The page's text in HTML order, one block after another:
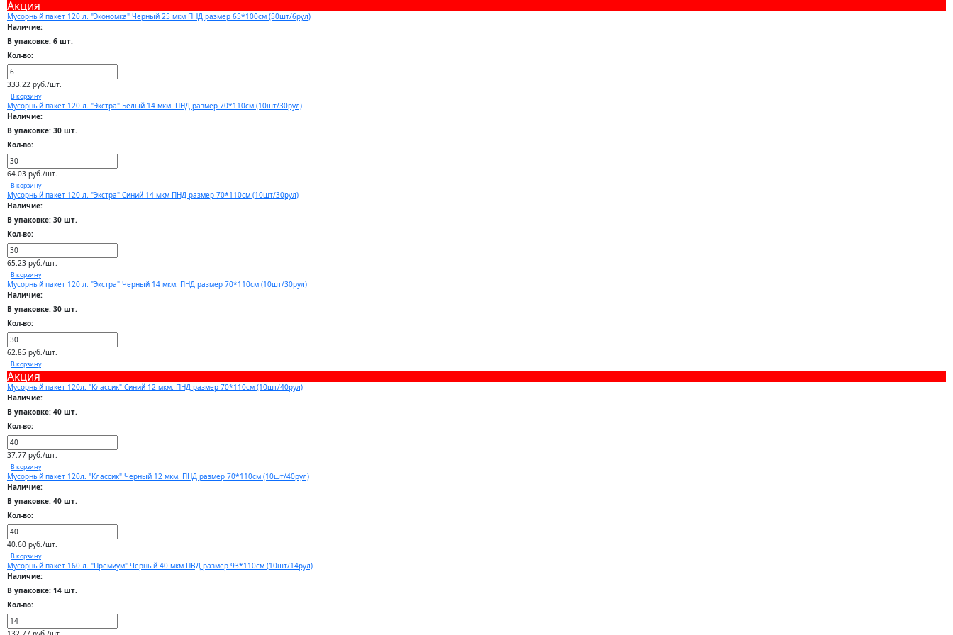
Акция
Мусорный пакет 120 л. "Экономка" Черный 25 мкм ПНД размер 65*100см (50шт/6рул)
Наличие:
В упаковке: 6 шт.
Кол-во:
333.22 руб./шт.
В корзину
Мусорный пакет 120 л. "Экстра" Белый 14 мкм. ПНД размер 70*110см (10шт/30рул)
Наличие:
В упаковке: 30 шт.
Кол-во:
64.03 руб./шт.
В корзину
Мусорный пакет 120 л. "Экстра" Синий 14 мкм ПНД размер 70*110см (10шт/30рул)
Наличие:
В упаковке: 30 шт.
Кол-во:
65.23 руб./шт.
В корзину
Мусорный пакет 120 л. "Экстра" Черный 14 мкм. ПНД размер 70*110см (10шт/30рул)
Наличие:
В упаковке: 30 шт.
Кол-во:
62.85 руб./шт.
В корзину
Акция
Мусорный пакет 120л. "Классик" Синий 12 мкм. ПНД размер 70*110см (10шт/40рул)
Наличие:
В упаковке: 40 шт.
Кол-во:
37.77 руб./шт.
В корзину
Мусорный пакет 120л. "Классик" Черный 12 мкм. ПНД размер 70*110см (10шт/40рул)
Наличие:
В упаковке: 40 шт.
Кол-во:
40.60 руб./шт.
В корзину
Мусорный пакет 160 л. "Премиум" Черный 40 мкм ПВД размер 93*110см (10шт/14рул)
Наличие:
В упаковке: 14 шт.
Кол-во: